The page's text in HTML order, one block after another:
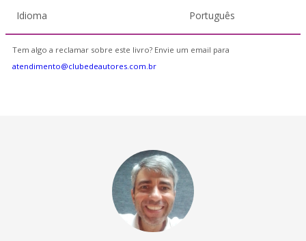
Idioma Português
Tem algo a reclamar sobre este livro? Envie um email para
atendimento@clubedeautores.com.br